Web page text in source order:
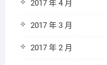
2017 年 4 月
2017 年 3 月
2017 年 2 月